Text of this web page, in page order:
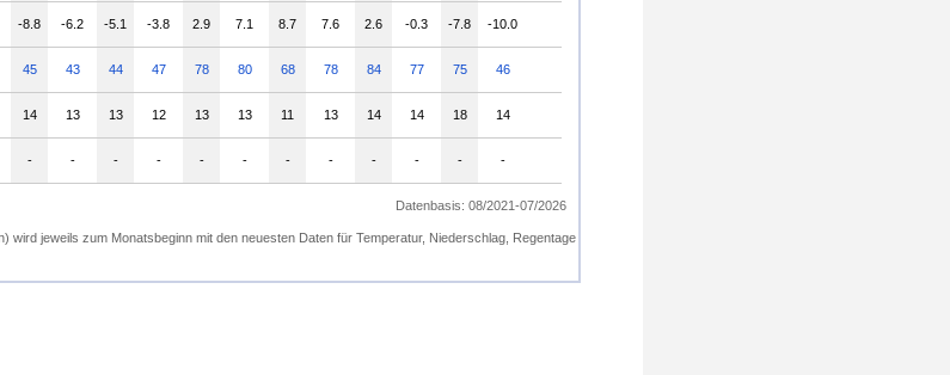
-8.8 -6.2 -5.1 -3.8 2.9 7.1 8.7 7.6 2.6 -0.3 -7.8 -10.0
45 43 44 47 78 80 68 78 84 77 75 46
14 13 13 12 13 13 11 13 14 14 18 14
- - - - - - - - - - - -
Datenbasis: 08/2021-07/2026
wird jeweils zum Monatsbeginn mit den neuesten Daten für Temperatur, Niederschlag, Regentage